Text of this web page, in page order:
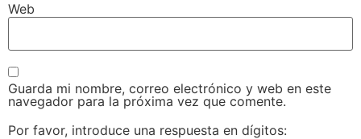
Web
Guarda mi nombre, correo electrónico y web en este
navegador para la próxima vez que comente.
Por favor, introduce una respuesta en dígitos: